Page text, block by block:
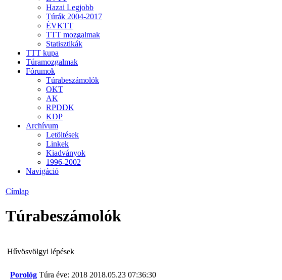
Hazai Legjobb
Túrák 2004-2017
ÉVKTT
TTT mozgalmak
Statisztikák
TTT kupa
Túramozgalmak
Fórumok
Túrabeszámolók
OKT
AK
RPDDK
KDP
Archívum
Letöltések
Linkek
Kiadványok
1996-2002
Navigáció
Címlap
Túrabeszámolók
Hűvösvölgyi lépések
Porológ Túra éve: 2018 2018.05.23 07:36:30